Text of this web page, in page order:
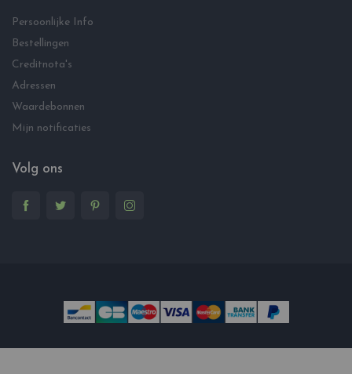
Persoonlijke Info
Bestellingen
Creditnota's
Adressen
Waardebonnen
Mijn notificaties
Volg ons